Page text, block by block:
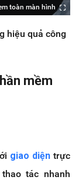
toàn màn hình
hiệu quả công
mềm
giao diệntrực
tác nhanh